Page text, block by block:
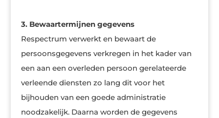
3. Bewaartermijnen gegevens
Respectrum verwerkt en bewaart de
persoonsgegevens verkregen in het kader van
een aan een overleden persoon gerelateerde
verleende diensten zo lang dit voor het
bijhouden van een goede administratie
noodzakelijk. Daarna worden de gegevens